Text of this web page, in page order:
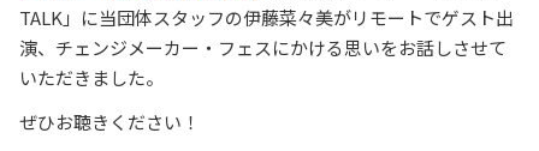
TALK」に当団体スタッフの伊藤菜々美がリモートでゲスト出
演、チェンジメーカー・フェスにかける思いをお話しさせて
いただきました。
ぜひお聴きください！